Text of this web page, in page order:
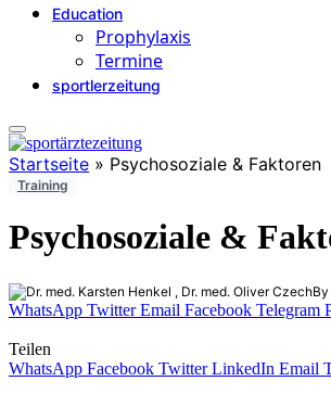
Education
Prophylaxis
Termine
sportlerzeitung
Startseite » Psychosoziale & Faktoren
Training
Psychosoziale &
By
WhatsApp Twitter Email Facebook Telegram
Teilen
WhatsApp Facebook Twitter LinkedIn Email